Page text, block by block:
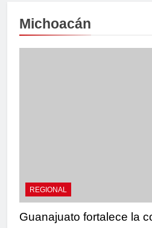
Michoacán
REGIONAL
Guanajuato fortalece la